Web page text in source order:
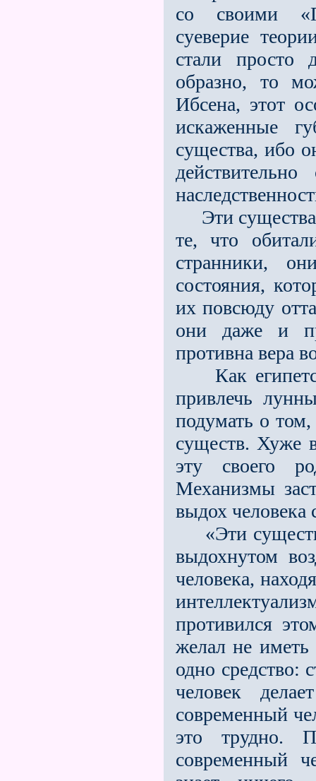
со своими
суеверие
стали просто
образно, то
Ибсена, этот
искаженные
существа, ибо
Эти существа
те, что
странники,
состояния,
их повсюду
они даже и
противна вера
Как
привлечь
подумать о
существ. Хуже
эту своего
Механизмы
выдох человека
«Эти
выдохнутом
человека,
противился
желал не иметь
одно средство:
человек
современный
это трудно.
современный